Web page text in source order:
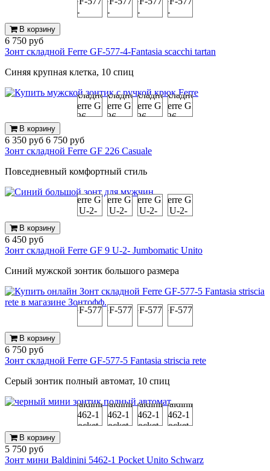
В корзину
6 750 руб
Зонт складной Ferre GF-577-4-Fantasia scacchi tartan
Синяя крупная клетка, 10 спиц
В корзину
6 350 руб 6 750 руб
Зонт складной Ferre GF 226 Casuale
Повседневный комфортный стиль
В корзину
6 450 руб
Зонт складной Ferre GF 9 U-2- Jumbomatic Unito
Синий мужской зонтик большого размера
В корзину
6 750 руб
Зонт складной Ferre GF-577-5 Fantasia striscia rete
Серый зонтик полный автомат, 10 спиц
В корзину
5 750 руб
Зонт мини Baldinini 5462-1 Pocket Unito Schwarz